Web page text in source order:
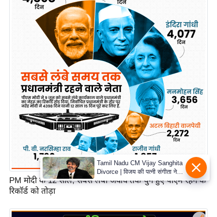
PM मोदी के 12 साल, सबसे लंबी अवधि तक चुने हुए पीएम रहने के
रिकॉर्ड को तोड़ा